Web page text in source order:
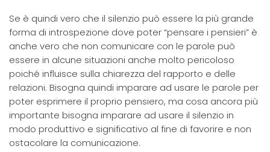
Se è quindi vero che il silenzio può essere la più grande
forma di introspezione dove poter “pensare i pensieri” è
anche vero che non comunicare con le parole può
essere in alcune situazioni anche molto pericoloso
poiché influisce sulla chiarezza del rapporto e delle
relazioni. Bisogna quindi imparare ad usare le parole per
poter esprimere il proprio pensiero, ma cosa ancora più
importante bisogna imparare ad usare il silenzio in
modo produttivo e significativo al fine di favorire e non
ostacolare la comunicazione.